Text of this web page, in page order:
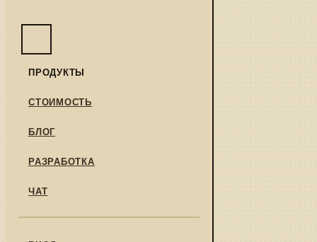
ПРОДУКТЫ
СТОИМОСТЬ
БЛОГ
РАЗРАБОТКА
ЧАТ